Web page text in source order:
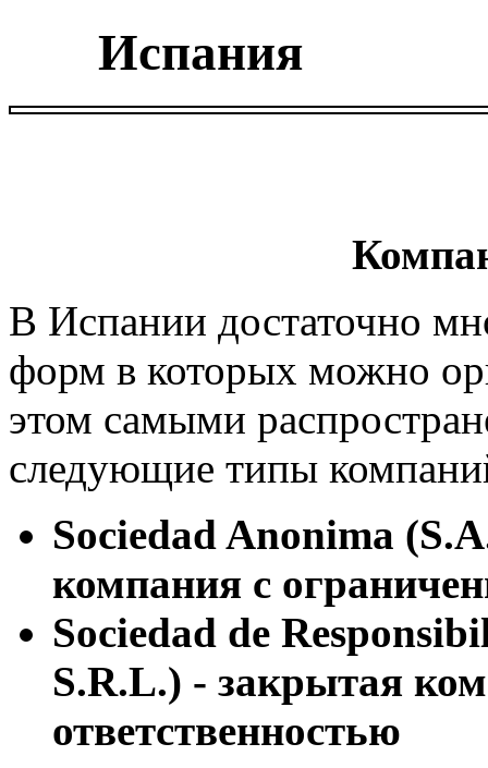
Испания
В Испании достаточно
форм в которых можно
этом самыми
следующие типы
Sociedad Anonima
компания с
Sociedad de
S.R.L.) - закрытая
ответственностью